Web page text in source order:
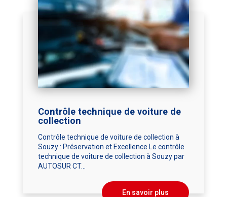
Contrôle technique de voiture de
collection
Contrôle technique de voiture de collection à
Souzy : Préservation et Excellence Le contrôle
technique de voiture de collection à Souzy par
AUTOSUR CT...
En savoir plus